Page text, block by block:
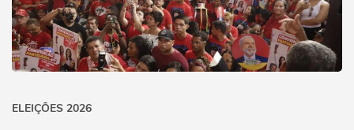
ELEIÇÕES 2026